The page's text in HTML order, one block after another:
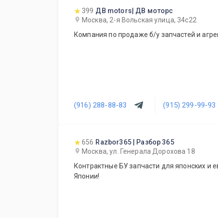
399 ДВ motors| ДВ моторс
Москва, 2-я Вольская улица, 34с22
Компания по продаже б/у запчастей и
(916) 288-88-83 (915) 299-99-93
656 Razbor365 | Разбор 365
Москва, ул. Генерала Дорохова 18
Контрактные БУ запчасти для японских и
Японии!